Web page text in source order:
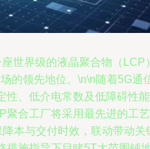
世界级的液晶聚合物（
的领先地位。\n\n随着5G
、低介电常数及低障碍性
合工厂将采用最先进的工
本与交付时效，联动带动